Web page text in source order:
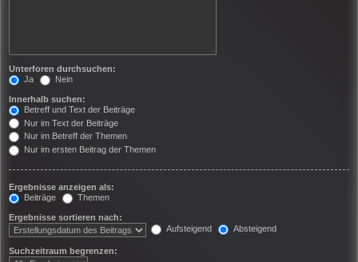
Unterforen durchsuchen:
Ja
Nein
Innerhalb suchen:
Betreff und Text der Beiträge
Nur im Text der Beiträge
Nur im Betreff der Themen
Nur im ersten Beitrag der Themen
Ergebnisse anzeigen als:
Beiträge
Themen
Ergebnisse sortieren nach:
Aufsteigend
Absteigend
Suchzeitraum begrenzen: